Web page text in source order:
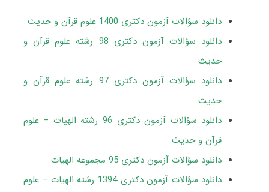
دانلود سؤالات آزمون دکتری 1400 علوم قرآن و حدیث
دانلود سؤالات آزمون دکتری 98 رشته علوم قرآن و
حدیث
دانلود سؤالات آزمون دکتری 97 رشته علوم قرآن و
حدیث
دانلود سؤالات آزمون دکتری 96 رشته الهیات – علوم
قرآن و حدیث
دانلود سؤالات آزمون دکتری 95 مجموعه الهیات
دانلود سؤالات آزمون دکتری 1394 رشته الهیات – علوم